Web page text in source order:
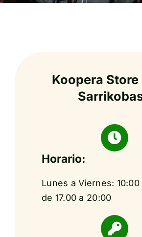
Koopera Store
Horario:
Lunes a Viernes: 10:00
de 17.00 a 20:00